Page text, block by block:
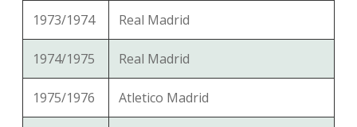
1973/1974 Real Madrid
1974/1975 Real Madrid
1975/1976 Atletico Madrid